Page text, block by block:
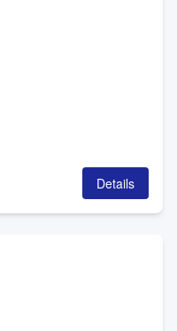
Details